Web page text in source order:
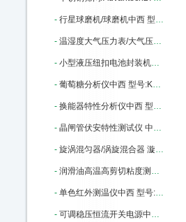
- 行星球磨机/球磨机中西 型号:TC06-XQM-4库号：M395264
- 温湿度大气压力表/大气压力计（带RS232接口）（中西器材） 型号:SO01/ZCYB-203库号：M398810
- 小型液压纽扣电池封装机（含拆卸模具封装模具） 型号:KJ01-MSK110库号：M400446
- 葡萄糖分析仪中西 型号:KX03-SBA-40C库号：M165227
- 换能器特性分析仪中西 型号:ZX-YPC260A库号：M176886
- 晶闸管伏安特性测试仪 中西型号:RH82/DBC-021库号：M186513
- 旋涡混匀器/涡旋混合器 漩涡混合仪（中西） 型号:M375967库号：M375967
- 润滑油高温高剪切粘度测定器 中西 型号:KD15-KD-H1706库号：M404041
- 单色红外测温仪中西 型号:SJ69-3025库号：M405943
- 可调稳压恒流开关电源中西 型号:GY22-YK-AD1220库号：M405945